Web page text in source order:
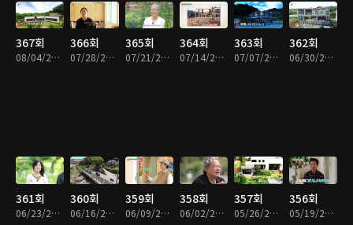
367회
08/04/2026 • 47분
366회
07/28/2026 • 48분
365회
07/21/2026 • 47분
364회
07/14/2026 • 46분
363회
07/07/2026 • 48분
362회
06/30/2026 • 46분
361회
06/23/2026 • 48분
360회
06/16/2026 • 46분
359회
06/09/2026 • 47분
358회
06/02/2026 • 47분
357회
05/26/2026 • 47분
356회
05/19/2026 • 47분